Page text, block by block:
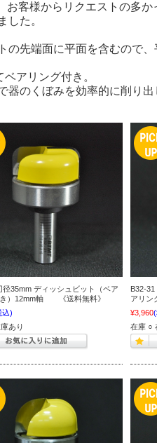
お客様からリクエストの多
した。
の先端面に平面を含むので
アリング付き。
のくぼみを効率的に削り出
径35mm ディッシュビット（ベア
き）12mm軸 《送料無料》
込)
あり
B32-
アリ
¥3,960
在庫 ○